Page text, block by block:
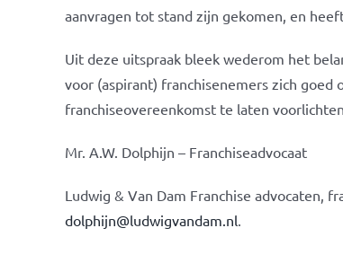
aanvragen tot stand zijn gekomen, en
Uit deze uitspraak bleek wederom het
voor (aspirant) franchisenemers zich goed
franchiseovereenkomst te laten
Mr. A.W. Dolphijn – Franchiseadvocaat
Ludwig & Van Dam Franchise advocaten,
dolphijn@ludwigvandam.nl.